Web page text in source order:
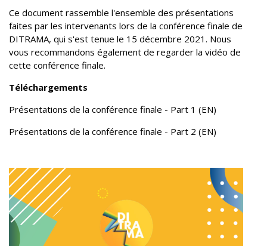
Ce document rassemble l'ensemble des présentations
faites par les intervenants lors de la conférence finale de
DITRAMA, qui s'est tenue le 15 décembre 2021. Nous
vous recommandons également de regarder la vidéo de
cette conférence finale.
Téléchargements
Présentations de la conférence finale - Part 1 (EN)
Présentations de la conférence finale - Part 2 (EN)